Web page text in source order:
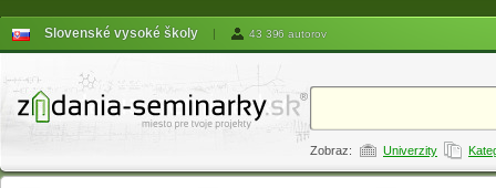
Slovenské vysoké školy | 43 396 autorov
Zobraz: Univerzity